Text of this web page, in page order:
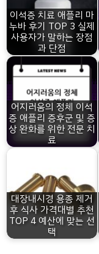
이석증 치료 애플리 마
누바 후기 TOP 3 실제
사용자가 말하는 장점
과 단점
어지러움의 정체 이석
증 애플리 증후군 및 증
상 완화를 위한 전문 치
료
대장내시경 용종 제거
후 식사 가격대별 추천
TOP 4 예산에 맞는 선
택